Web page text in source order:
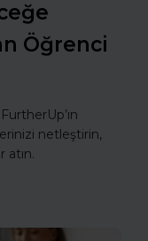
Öğrenci
netleştirin,
atın.